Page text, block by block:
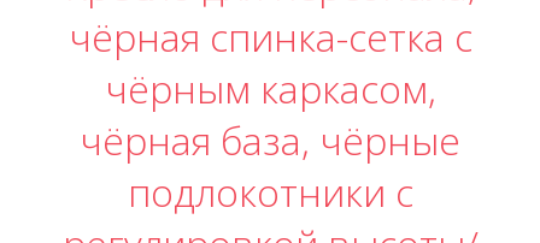
чёрная спинка-сетка с
чёрным каркасом,
чёрная база, чёрные
подлокотники с